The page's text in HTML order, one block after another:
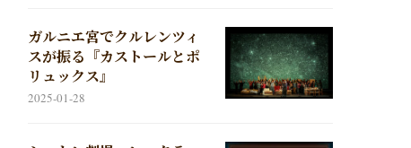
ガルニエ宮でクルレンツィ
スが振る『カストールとポ
リュックス』
2025-01-28